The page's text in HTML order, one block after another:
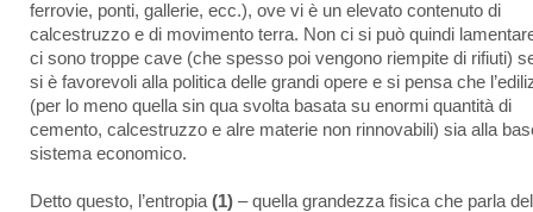
ferrovie, ponti, gallerie, ecc.), ove vi è un elevato contenuto di
calcestruzzo e di movimento terra. Non ci si può quindi
ci sono troppe cave (che spesso poi vengono riempite di rifiuti)
si è favorevoli alla politica delle grandi opere e si pensa che
(per lo meno quella sin qua svolta basata su enormi quantità di
cemento, calcestruzzo e alre materie non rinnovabili) sia alla
sistema economico.
Detto questo, l’entropia (1) – quella grandezza fisica che parla del